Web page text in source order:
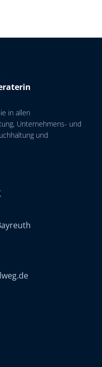
in allen
Unternehmens- und
und